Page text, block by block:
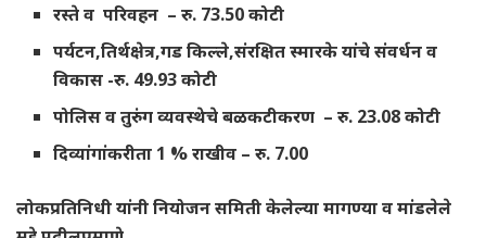
रस्ते व परिवहन – रु. 73.50 कोटी
पर्यटन,तिर्थक्षेत्र,गड किल्ले,संरक्षित स्मारके यांचे संवर्धन व
विकास -रु. 49.93 कोटी
पोलिस व तुरुंग व्यवस्थेचे बळकटीकरण – रु. 23.08 कोटी
दिव्यांगांकरीता 1 % राखीव – रु. 7.00
लोकप्रतिनिधी यांनी नियोजन समिती केलेल्या मागण्या व मांडलेले